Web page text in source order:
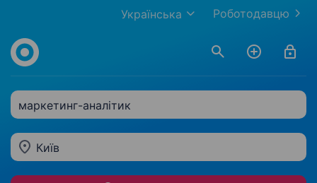
Роботодавцю
Українська
маркетинг-аналітик
Київ